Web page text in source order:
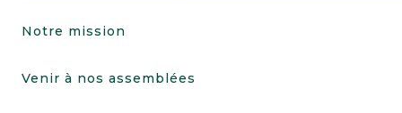
Notre mission
Venir à nos assemblées